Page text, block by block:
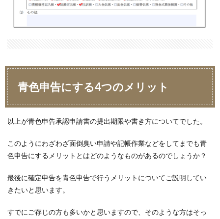
青色申告にする4つのメリット
以上が青色申告承認申請書の提出期限や書き方についてでした。
このようにわざわざ面倒臭い申請や記帳作業などをしてまでも青
色申告にするメリットとはどのようなものがあるのでしょうか？
最後に確定申告を青色申告で行うメリットについてご説明してい
きたいと思います。
すでにご存じの方も多いかと思いますので、そのような方はそっ